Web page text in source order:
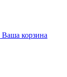
Ваша корзина